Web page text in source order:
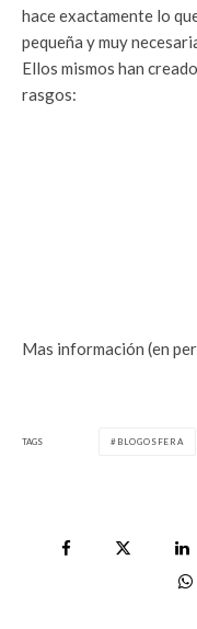
hace exactamente lo
pequeña y muy
Ellos mismos han
rasgos:
Mas información (en
TAGS BLOGOSFERA